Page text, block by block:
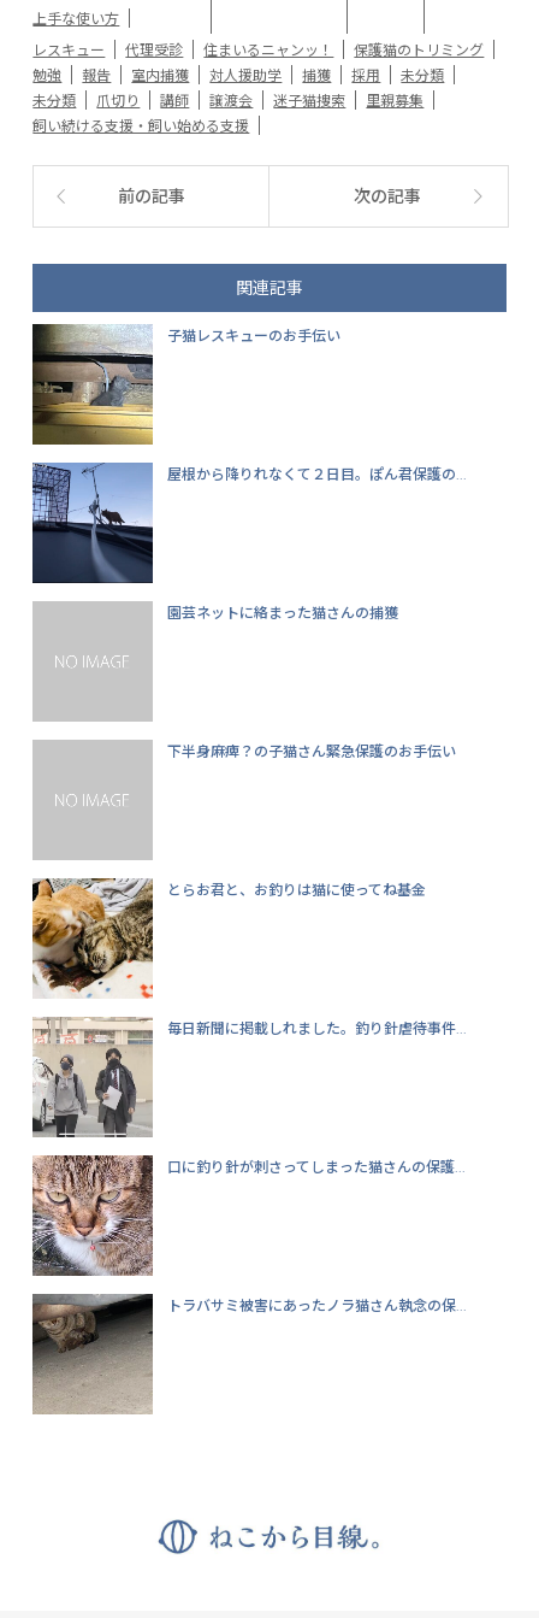
上手な使い方
レスキュー 代理受診 住まいるニャンッ！
保護猫のトリミング
勉強
報告 室内捕獲 対人援助学 捕獲 採用
未分類
未分類
爪切り 講師 譲渡会 迷子猫捜索
里親募集
飼い続ける支援・飼い始める支援
前の記事 次の記事
関連記事
子猫レスキューのお手伝い
屋根から降りれなくて２日目。ぽん君保護の...
園芸ネットに絡まった猫さんの捕獲
下半身麻痺？の子猫さん緊急保護のお手伝い
とらお君と、お釣りは猫に使ってね基金
毎日新聞に掲載しれました。釣り針虐待事件...
口に釣り針が刺さってしまった猫さんの保護...
トラバサミ被害にあったノラ猫さん執念の保...